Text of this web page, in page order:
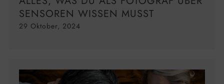
SENSOREN WISSEN MUSST
29 Oktober, 2024